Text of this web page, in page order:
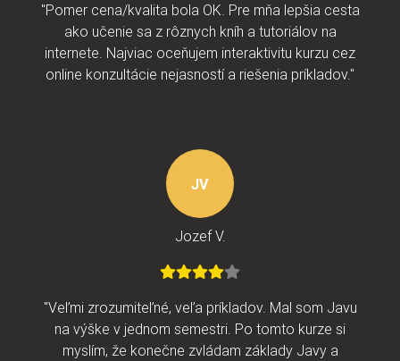
"Pomer cena/kvalita bola OK. Pre mňa lepšia cesta
ako učenie sa z rôznych kníh a tutoriálov na
internete. Najviac oceňujem interaktivitu kurzu cez
online konzultácie nejasností a riešenia príkladov."
JV
Jozef V.
"Veľmi zrozumiteľné, veľa príkladov. Mal som Javu
na výške v jednom semestri. Po tomto kurze si
myslím, že konečne zvládam základy Javy a